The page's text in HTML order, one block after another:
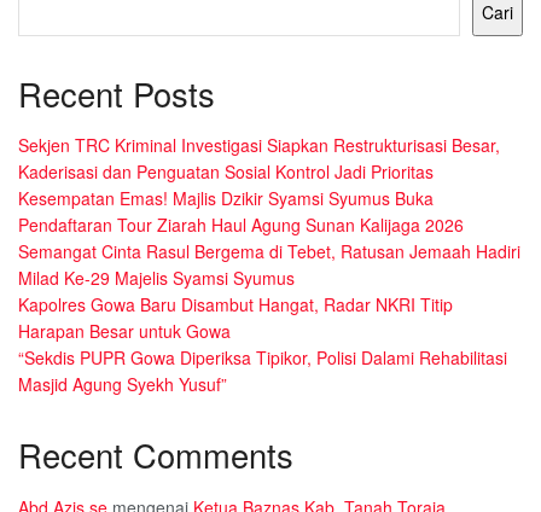
Cari
Recent Posts
Sekjen TRC Kriminal Investigasi Siapkan Restrukturisasi Besar,
Kaderisasi dan Penguatan Sosial Kontrol Jadi Prioritas
Kesempatan Emas! Majlis Dzikir Syamsi Syumus Buka
Pendaftaran Tour Ziarah Haul Agung Sunan Kalijaga 2026
Semangat Cinta Rasul Bergema di Tebet, Ratusan Jemaah Hadiri
Milad Ke-29 Majelis Syamsi Syumus
Kapolres Gowa Baru Disambut Hangat, Radar NKRI Titip
Harapan Besar untuk Gowa
“Sekdis PUPR Gowa Diperiksa Tipikor, Polisi Dalami Rehabilitasi
Masjid Agung Syekh Yusuf”
Recent Comments
Abd Azis se mengenai Ketua Baznas Kab. Tanah Toraja